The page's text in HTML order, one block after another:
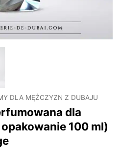
DLA MĘŻCZYZN Z DUBAJU
dla
100 ml)